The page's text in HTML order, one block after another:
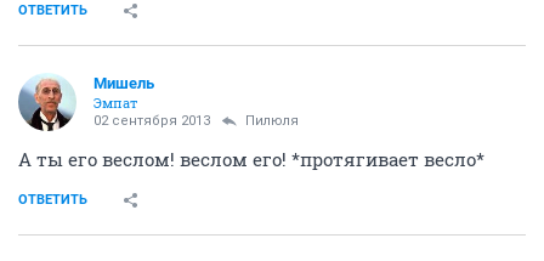
ОТВЕТИТЬ
Мишель
Эмпат
02 сентября 2013 Пилюля
А ты его веслом! веслом его! *протягивает весло*
ОТВЕТИТЬ